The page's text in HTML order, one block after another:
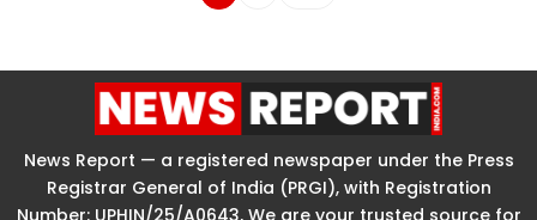
News Report — a registered newspaper under the Press
Registrar General of India (PRGI), with Registration